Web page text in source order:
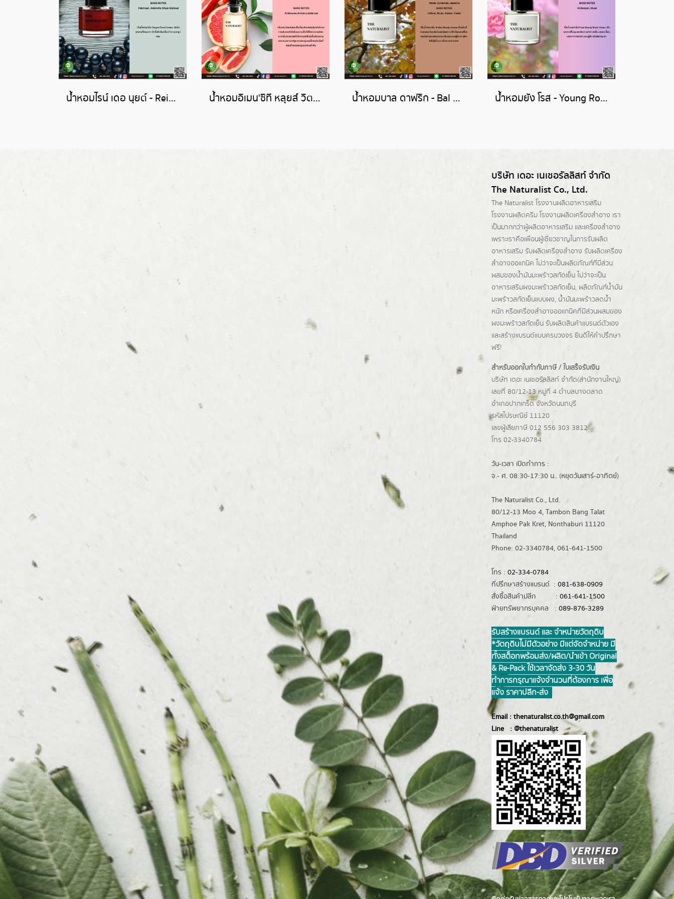
น้ำหอมไรน์ เดอ นุยต์ - Reine de Nuit น้ำหอมอิเมน'ซิที หลุยส์ วิตตองL'IMMENSITE (LOUIS VUITTON ) น้ำหอมบาล ดาฟริก - Bal d'Afrique น้ำหอมยัง โรส - Young Rose
บริษัท เดอะ เนเชอรัลลิสท์ จำกัด
The Naturalist Co., Ltd.
The Naturalist โรงงานผลิตอาหารเสริม
โรงงานผลิตครีมโรงงานผลิตเครื่องสำอาง เรา
เป็นมากกว่าผู้ผลิตอาหารเสริมและเครื่องสำอาง
เพราะเราคือเพื่อนผู้เชี่ยวชาญในการรับผลิต
อาหารเสริม รับผลิตเครื่องสำอาง รับผลิตเครื่อง
สำอางออแกนิค ไม่ว่าจะเป็นผลิตภัณฑ์ที่มีส่วน
ผสมของน้ำมันมะพร้าวสกัดเย็น ไม่ว่าจะเป็น
อาหารเสริมผงมะพร้าวสกัดเย็น, ผลิตภัณฑ์น้ำมัน
มะพร้าวสกัดเย็นแบบผง, น้ำมันมะพร้าวลดน้ำ
หนักหรือเครื่องสำอางออแกนิคที่มีส่วนผสมของ
ผงมะพร้าวสกัดเย็น รับผลิตสินค้าแบรนด์ตัวเอง
และสร้างแบรนด์แบบครบวงจร ยินดีให้คำปรึกษา
ฟรี!
สำหรับออกใบกำกับภาษี / ใบเสร็จรับเงิน
บริษัท เดอะ เนเชอรัลลิสท์ จำกัด(ส่านักงานใหญ่)
เลขที่ 80/12-13 หมู่ที่ 4 ตำบลบางตลาด
อำเภอปากเกร็ดจังหวัดนนทบุรี
รหัสไปรษณีย์ 11120
เลขผู้เสียภาษี 012 556 303 3812
โทร 02-3340784
วัน-เวลา เปิดทำการ :
จ.- ศ. 08:30-17:30 น.. (หยุดวันเสาร์-อาทิตย์)
The Naturalist Co., Ltd.
80/12-13 Moo 4, Tambon Bang Talat
Amphoe Pak Kret, Nonthaburi 11120
Thailand
Phone: 02-3340784, 061-641-1500
โทร : 02-334-0784
ที่ปรึกษาสร้างแบรนด์ : 081-638-0909
สั่งซื้อสินค้าปลีก : 061-641-1500
ฝ่ายทรัพยากรบุคคล : 089-876-3289
รับสร้างแบรนด์ และ จำหน่ายวัตถุดิบ
*วัตถุดิบไม่มีตัวอย่าง มีแต่จัดจำหน่าย มี
ทั้งสต็อกพร้อมส่ง/ผลิต/นำเข้า Original
& Re-Pack ใช้เวลาจัดส่ง 3-30 วัน
ทำการ กรุณาแจ้งจำนวนที่ต้องการ เพื่อ
แจ้ง ราคาปลีก-ส่ง
Email : thenaturalist.co.th@gmail.com
Line : @thenaturalist